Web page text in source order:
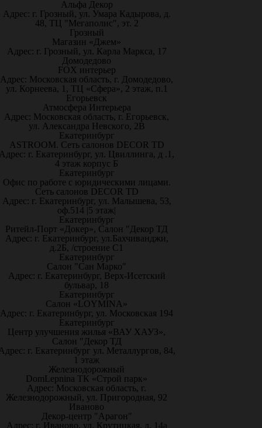
Альфа Декор
Адрес: г. Грозный, ул. Умара Кадырова, д.
48, ТЦ "Мегаполис", эт. 2
Грозный
Магазин «Джем»
Адрес: г. Грозный, ул. Карла Маркса, 17
Домодедово
FOX интерьер
Адрес: Московская область, г. Домодедово,
ул. Корнеева, 1, ТЦ «Сфера», 2 этаж, п.1
Егорьевск
Атмосфера Интерьера
Адрес: Московская область, г. Егорьевск,
ул. Александра Невского, 2В
Екатеринбург
ASTROOM. Сеть салонов DECOR TD
г. Екатеринбург, ул. Цвиллинга, д .1,
4 этаж корпус Б
Екатеринбург
Офис по работе с юридическими лицами.
Сеть салонов DECOR TD
Адрес: г. Екатеринбург, ул. Малышева, 53,
оф.514 |5 этаж|
Екатеринбург
Ритейл-Порт «Докер», Салон "Декор ТД
Адрес: г. Екатеринбург, ул.Бахчиванджи,
д.2Б, /строение С1
Екатеринбург
Салон "Сан Марко"
Адрес: г. Екатеринбург, Верх-Исетский
бульвар, 18
Екатеринбург
Салон «LOYMINA»
Адрес: г. Екатеринбург, ул. Московская 194
Екатеринбург
Центр улучшения жилья «ВАУ ХАУЗ»,
Салон "Декор ТД
г. Екатеринбург ул. Металлургов, 84,
1 этаж
Железнодорожный
DomLepnina ТК «Строй парк»
Адрес: Московская область, г.
Железнодорожный, ул. Пригородная, 92
Иваново
Декор-центр "Арагон"
Адрес: г. Иваново, ул. Крутицкая, д. 14а